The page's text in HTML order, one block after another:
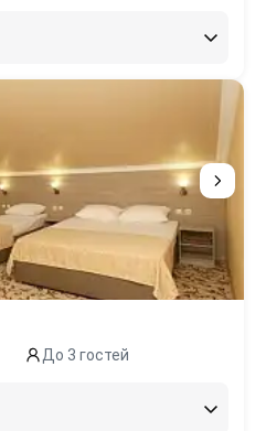
До 3 гостей